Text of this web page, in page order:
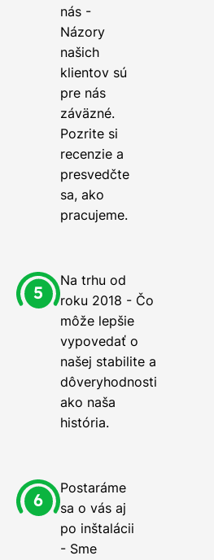
nás -
Názory
našich
klientov sú
pre nás
záväzné.
Pozrite si
recenzie a
presvedčte
sa, ako
pracujeme.
Na trhu od
roku 2018 - Čo
môže lepšie
vypovedať o
našej stabilite a
dôveryhodnosti
ako naša
história.
Postaráme
sa o vás aj
po inštalácii
- Sme